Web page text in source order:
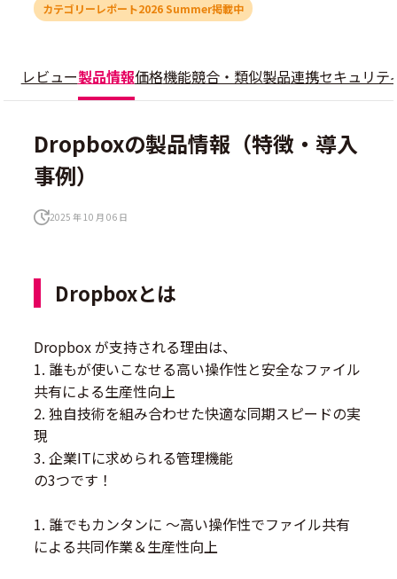
カテゴリーレポート2026 Summer掲載中
レビュー製品情報価格機能競合・類似製品連携セキュリテ
Dropboxの製品情報（特徴・導入
事例）
2025 年 10 月 06 日
Dropboxとは
Dropbox が支持される理由は、
1. 誰もが使いこなせる高い操作性と安全なファイル
共有による生産性向上
2. 独自技術を組み合わせた快適な同期スピードの実
現
3. 企業ITに求められる管理機能
の3つです！
1. 誰でもカンタンに 〜高い操作性でファイル共有
による共同作業＆生産性向上